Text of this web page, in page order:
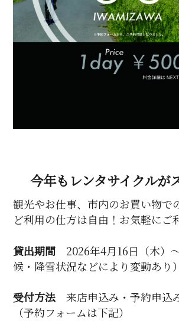
今年もレンタサイクルが
観光やお仕事、市内のお買い物で
ど利用の仕方は自由！お気軽にご
貸出期間 2026年4月16日（木）
候・降雪状況などにより変動あり）
受付方法 来店申込み・予約申込
（予約フォームは下記）